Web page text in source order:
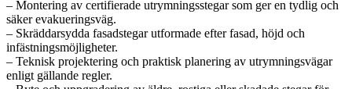
– Montering av certifierade utrymningsstegar som ger en tydlig och
säker evakueringsväg.
– Skräddarsydda fasadstegar utformade efter fasad, höjd och
infästningsmöjligheter.
– Teknisk projektering och praktisk planering av utrymningsvägar
enligt gällande regler.